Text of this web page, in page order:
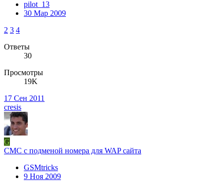
pilot_13
30 Мар 2009
2 3 4
Ответы
30
Просмотры
19K
17 Сен 2011
cresis
G
СМС с подменой номера для WAP сайта
GSMtricks
9 Ноя 2009